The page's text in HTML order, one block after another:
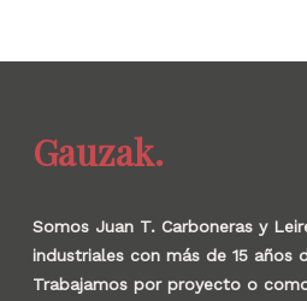
Gauzak.
Somos Juan T. Carboneras y
industriales con más de 15 años
Trabajamos por proyecto o